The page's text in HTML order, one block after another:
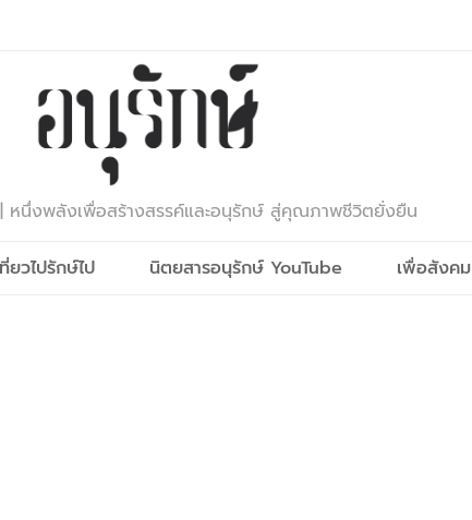
หนึ่งพลังเพื่อสร้างสรรค์และอนุรักษ์ สู่คุณภาพชีวิตยั่งยืน
ยวไปรักษ์ไป นิตยสารอนุรักษ์ YouTube เพื่อสังคม